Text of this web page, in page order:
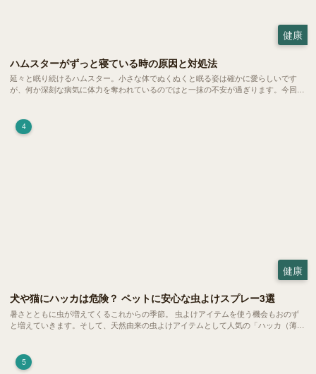
健康
ハムスターがずっと寝ている時の原因と対処法
延々と眠り続けるハムスター。小さな体でぬくぬくと眠る姿は確かに愛らしいです
が、何か深刻な病気に体力を奪われているのではと一抹の不安が過ぎります。今回
4
健康
犬や猫にハッカは危険？ ペットに安心な虫よけスプレー3選
暑さとともに虫が増えてくるこれからの季節。 虫よけアイテムを使う機会もおのず
と増えていきます。そして、天然由来の虫よけアイテムとして人気の「ハッカ（薄
5